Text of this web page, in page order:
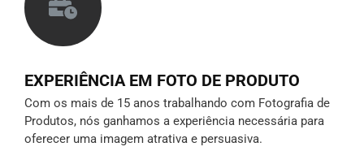
EXPERIÊNCIA EM FOTO DE PRODUTO
Com os mais de 15 anos trabalhando com Fotografia de
Produtos, nós ganhamos a experiência necessária para
oferecer uma imagem atrativa e persuasiva.